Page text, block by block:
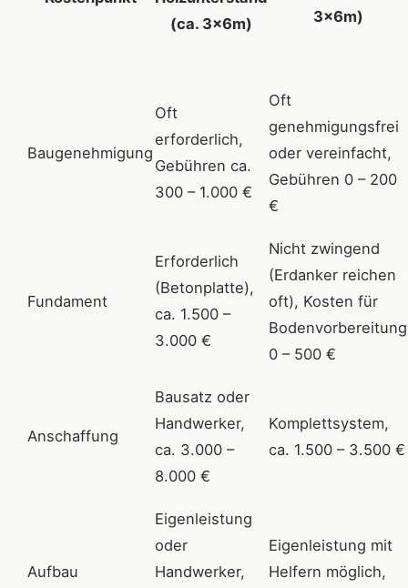
(ca. 3x6m)
3x6m)
Baugenehmigung
Oft
erforderlich,
Gebühren ca.
300 – 1.000 €
Oft
genehmigungsfrei
oder vereinfacht,
Gebühren 0 – 200
€
Fundament
Erforderlich
(Betonplatte),
ca. 1.500 –
3.000 €
Nicht zwingend
(Erdanker reichen
oft), Kosten für
Bodenvorbereitung
0 – 500 €
Anschaffung
Bausatz oder
Handwerker,
ca. 3.000 –
8.000 €
Komplettsystem,
ca. 1.500 – 3.500 €
Aufbau
Eigenleistung
oder
Handwerker,
Eigenleistung mit
Helfern möglich,